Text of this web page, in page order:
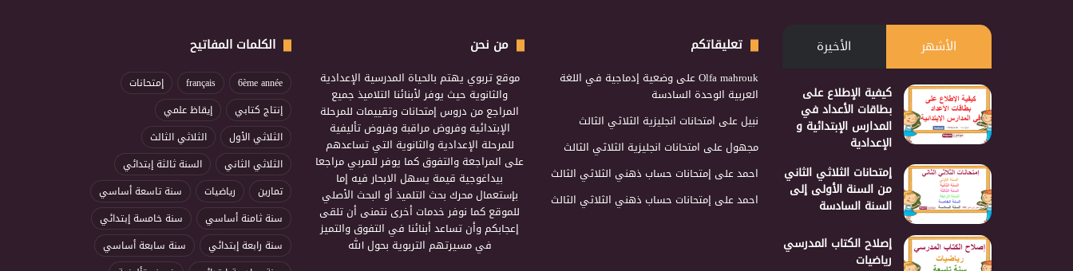
الأشهر الأخيرة
كيفية الإطلاع على
بطاقات الأعداد في
المدارس الإبتدائية و
الإعدادية
إمتحانات الثلاثي الثاني
من السنة الأولى إلى
السنة السادسة
إصلاح الكتاب المدرسي
رياضيات
تعليقاتكم
Olfa mahroukعلىوضعية إدماجية في اللغة
العربية الوحدة السادسة
نبيلعلى امتحانات انجليزية الثلاثي الثالث
مجهولعلى امتحانات انجليزية الثلاثي الثالث
احمدعلىإمتحانات حساب ذهني الثلاثي الثالث
احمدعلىإمتحانات حساب ذهني الثلاثي الثالث
من نحن
موقع تربوي يهتم بالحياة المدرسية الإعدادية
والثانوية حيث يوفر لأبنائنا التلاميذ جميع
المراجع من دروس إمتحانات وتقييمات للمرحلة
الإبتدائية وفروض مراقبة وفروض تأليفية
للمرحلة الإعدادية والثانوية التي تساعدهم
على المراجعة والتفوق كما يوفر للمربي مراجعا
بيداغوجية قيمة يسهل الابحار فيه إما
بإستعمال محرك بحث التلميذ أو البحث الأصلي
للموقع كما نوفر خدمات أخرى نتمنى أن تلقى
إعجابكم وأن تساعد أبنائنا في التفوق والتميز
في مسيرتهم التربوية بحول الله
الكلمات المفاتيح
6ème année
français
إمتحانات
إنتاج كتابي
إيقاظ علمي
الثلاثي الأول
الثلاثي الثالث
الثلاثي الثاني
السنة ثالثة إبتدائي
تمارين
رياضيات
سنة تاسعة أساسي
سنة ثامنة أساسي
سنة خامسة إبتدائي
سنة رابعة إبتدائي
سنة سابعة أساسي